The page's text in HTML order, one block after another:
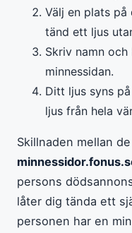
Välj en plats
tänd ett ljus
Skriv namn och
minnessidan.
Ditt ljus syns
ljus från hela
Skillnaden mellan
persons
låter dig tända ett
personen har en